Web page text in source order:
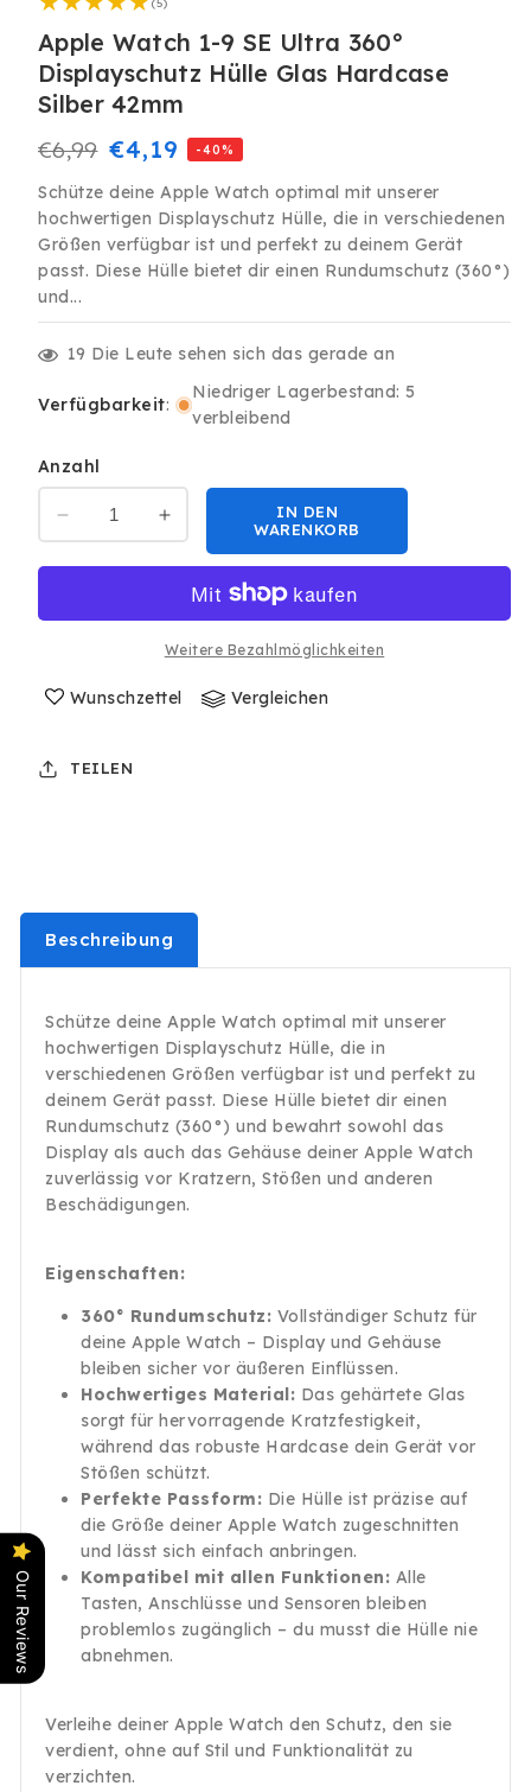
in
öffnen
insgesamt
Apple Watch 1-9 SE Ultra 360°
Displayschutz Hülle Glas Hardcase
Silber 42mm
Normaler
Preis
€6,99 Verkaufspreis
€4,19 -40%
Schütze deine Apple Watch optimal mit unserer
hochwertigen Displayschutz Hülle, die in verschiedenen
Größen verfügbar ist und perfekt zu deinem Gerät
passt. Diese Hülle bietet dir einen Rundumschutz (360°)
und...
19 Die Leute sehen sich das gerade an
Verfügbarkeit:
Niedriger Lagerbestand: 5
verbleibend
Anzahl
Verringere
die
Apple
9
360°
Erhöhe
die
Apple
Watch
9
42mm
IN DEN
WARENKORB
Weitere Bezahlmöglichkeiten
Wunschzettel Vergleichen
TEILEN
Beschreibung
Schütze deine Apple Watch optimal mit unserer
hochwertigen Displayschutz Hülle, die in
verschiedenen Größen verfügbar ist und perfekt zu
deinem Gerät passt. Diese Hülle bietet dir einen
Rundumschutz (360°) und bewahrt sowohl das
Display als auch das Gehäuse deiner Apple Watch
zuverlässig vor Kratzern, Stößen und anderen
Beschädigungen.
Eigenschaften:
360° Rundumschutz: Vollständiger Schutz für
deine Apple Watch – Display und Gehäuse
bleiben sicher vor äußeren Einflüssen.
Hochwertiges Material: Das gehärtete Glas
sorgt für hervorragende Kratzfestigkeit,
während das robuste Hardcase dein Gerät vor
Stößen schützt.
Perfekte Passform: Die Hülle ist präzise auf
die Größe deiner Apple Watch zugeschnitten
und lässt sich einfach anbringen.
Kompatibel mit allen Funktionen: Alle
Tasten, Anschlüsse und Sensoren bleiben
problemlos zugänglich – du musst die Hülle nie
abnehmen.
Verleihe deiner Apple Watch den Schutz, den sie
verdient, ohne auf Stil und Funktionalität zu
verzichten.
Our Reviews